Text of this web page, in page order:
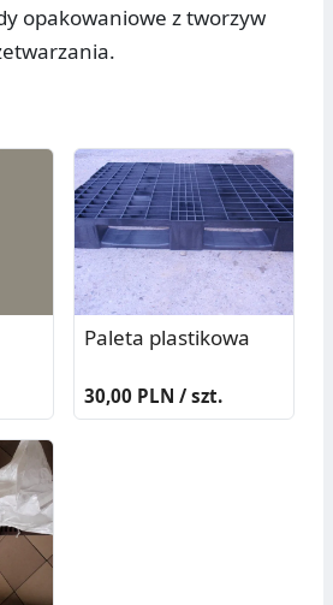
opakowaniowe z tworzyw
Paleta plastikowa
30,00 PLN / szt.